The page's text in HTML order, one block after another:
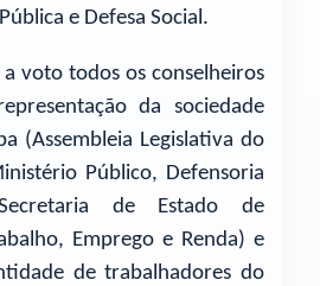
e Defesa Social.
voto todos os conselheiros
da sociedade
(Assembleia Legislativa do
Público, Defensoria
de Estado de
Emprego e Renda) e
de trabalhadores do